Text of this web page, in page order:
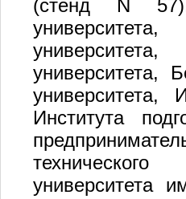
(стенд N 57),
университета,
университета,
университета,
Института
технического
университета